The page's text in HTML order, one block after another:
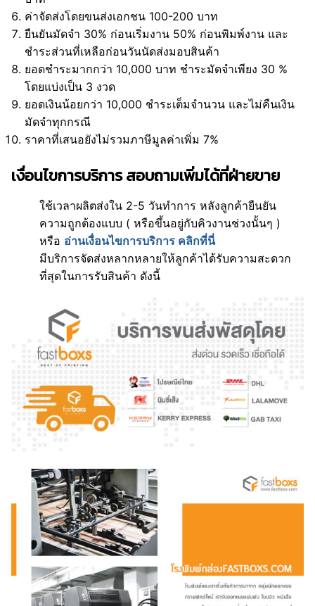
ค่าจัดส่งโดยขนส่งเอกชน 100-200 บาท
ยืนยันมัดจำ 30% ก่อนเริ่มงาน 50% ก่อนพิมพ์งาน และ
ชำระส่วนที่เหลือก่อนวันนัดส่งมอบสินค้า
ยอดชำระมากกว่า 10,000 บาท ชำระมัดจำเพียง 30 %
โดยแบ่งเป็น 3 งวด
ยอดเงินน้อยกว่า 10,000 ชำระเต็มจำนวน และไม่คืนเงิน
มัดจำทุกกรณี
ราคาที่เสนอยังไม่รวมภาษีมูลค่าเพิ่ม 7%
เงื่อนไขการบริการ สอบถามเพิ่มได้ที่ฝ่ายขาย
ใช้เวลาผลิตส่งใน 2-5 วันทำการ หลังลูกค้ายืนยัน
ความถูกต้องแบบ ( หรือขึ้นอยู่กับคิวงานช่วงนั้นๆ )
หรือ อ่านเงื่อนไขการบริการ คลิกที่นี่
มีบริการจัดส่งหลากหลายให้ลูกค้าได้รับความสะดวก
ที่สุดในการรับสินค้า ดังนี้